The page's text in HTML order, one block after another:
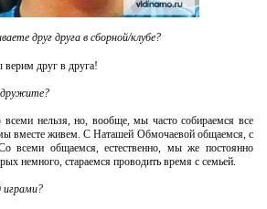
друг друга в сборной/клубе?
верим друг в друга!
дружите?
нельзя, но, вообще, мы часто собираемся все
вместе живем. С Наташей Обмочаевой общаемся, с
всеми общаемся, естественно, мы же постоянно
немного, стараемся проводить время с семьей.
играми?